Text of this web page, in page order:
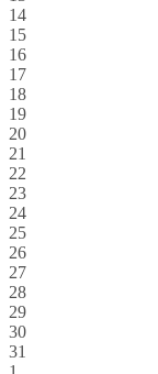
14
15
16
17
18
19
20
21
22
23
24
25
26
27
28
29
30
31